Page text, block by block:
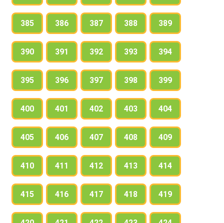
385 386 387 388 389
390 391 392 393 394
395 396 397 398 399
400 401 402 403 404
405 406 407 408 409
410 411 412 413 414
415 416 417 418 419